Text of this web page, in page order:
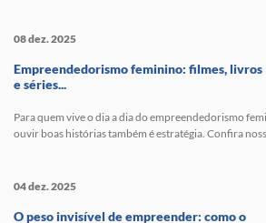
08 dez. 2025
Empreendedorismo feminino: filmes, livros
e séries...
Para quem vive o dia a dia do empreendedorismo
ouvir boas histórias também é estratégia. Confira
04 dez. 2025
O peso invisível de empreender: como o